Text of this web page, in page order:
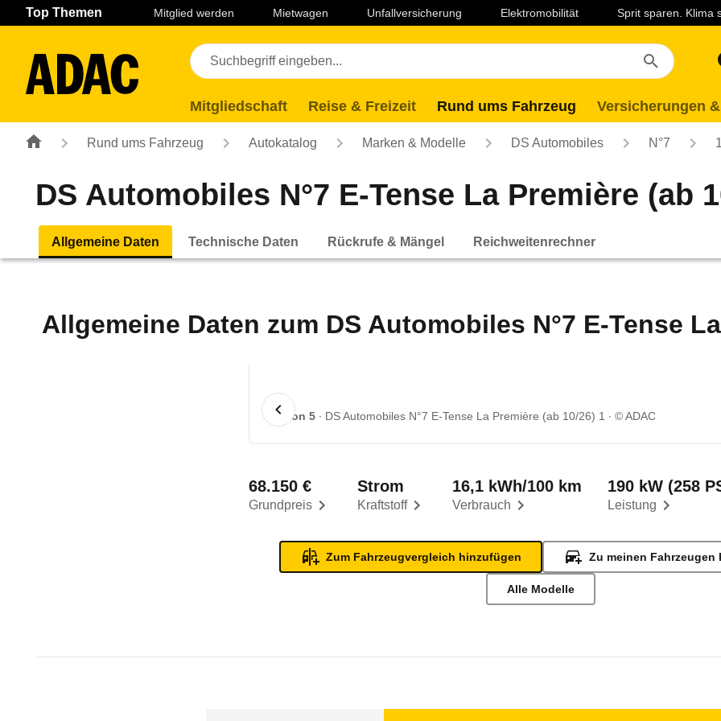
Navigation Seiteninhalt Fußzeile
Top Themen Mitglied werden Mietwagen Unfallversicherung Elektromobilität Sprit sparen. Klima
Mitgliedschaft Reise & Freizeit Rund ums Fahrzeug Versicherungen
Rund ums Fahrzeug Autokatalog Marken & Modelle DS Automobiles N°7
DS Automobiles N°7 E-Tense La Première (ab
Allgemeine Daten Technische Daten Rückrufe & Mängel Reichweitenrechner
Allgemeine Daten zum DS Automobiles N°7 E-Tense
1 von 5 DS Automobiles N°7 E-Tense La Première (ab 10/26) 1 © ADAC
Grundpreis
68.150 €
Kraftstoff
Strom
Verbrauch
16,1 kWh/100 km
Leistung
190 kW (258
Zum Fahrzeugvergleich hinzufügen Zu meinen Fahrzeugen
Alle Modelle